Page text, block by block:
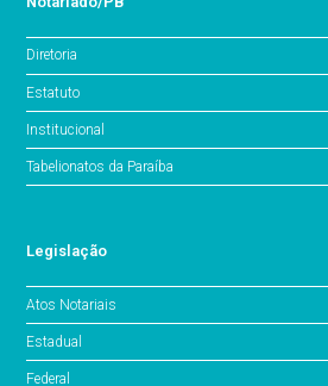
Diretoria
Estatuto
Institucional
Tabelionatos da Paraíba
Legislação
Atos Notariais
Estadual
Federal